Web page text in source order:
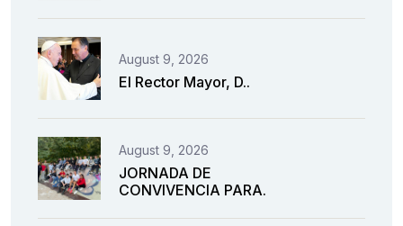
August 9, 2026
El Rector Mayor, D..
August 9, 2026
JORNADA DE
CONVIVENCIA PARA.